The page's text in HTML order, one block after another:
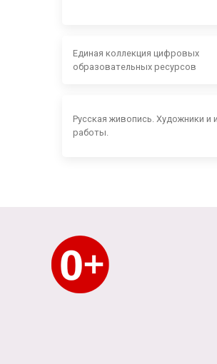
Единая коллекция цифровых
образовательных ресурсов
Русская живопись. Художники и
работы.